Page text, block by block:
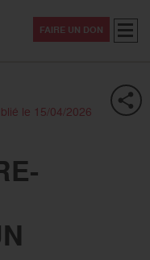
FAIRE UN DON
le 15/04/2026